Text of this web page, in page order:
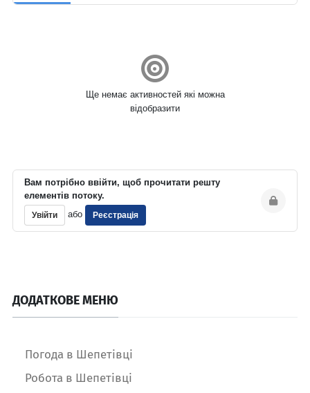
Ще немає активностей які можна
відобразити
Вам потрібно ввійти, щоб прочитати решту
елементів потоку.
Увійти або Реєстрація
ДОДАТКОВЕ МЕНЮ
Погода в Шепетівці
Робота в Шепетівці